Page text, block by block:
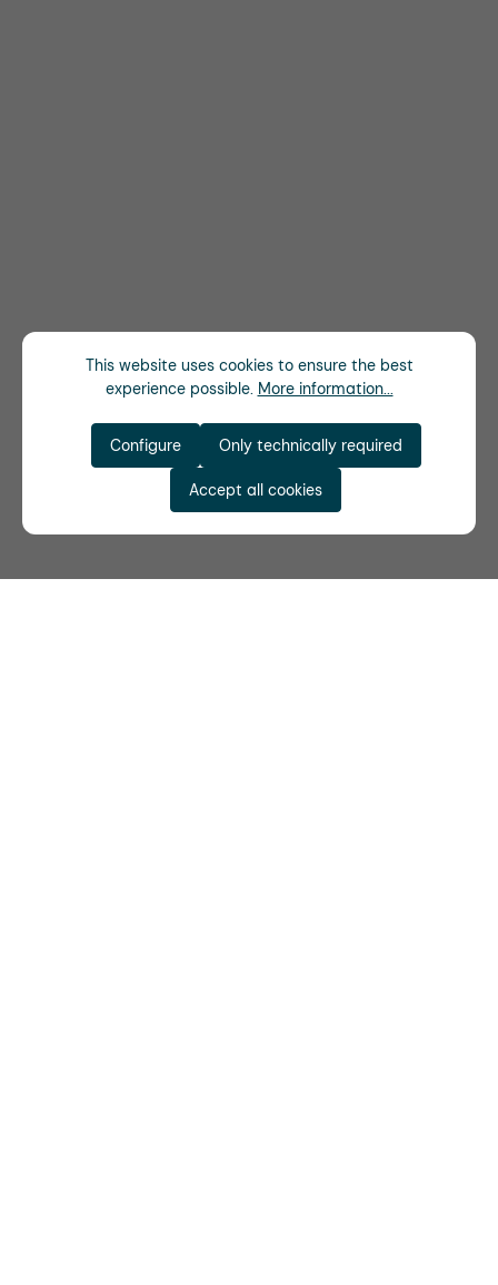
This website uses cookies to ensure the best
experience possible. More information...
Only technically required
Configure
Accept all cookies